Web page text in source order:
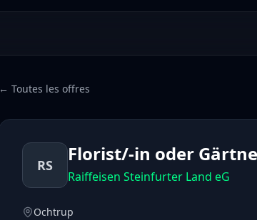
← Toutes les offres
RS Florist/-in oder
Raiffeisen Steinfurter Land eG
Ochtrup